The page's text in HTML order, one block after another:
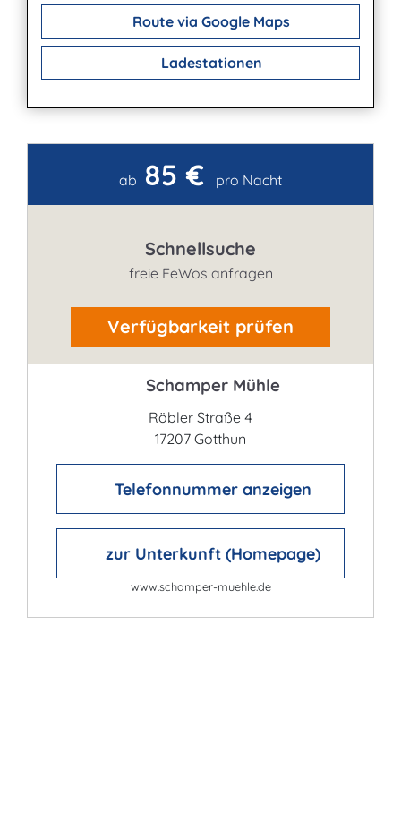
Route via Google Maps
Ladestationen
Kontakt
ab 85 € pro Nacht
Schnellsuche
freie FeWos anfragen
Verfügbarkeit prüfen
Schamper Mühle
Röbler Straße 4
17207 Gotthun
Telefonnummer anzeigen
zur Unterkunft (Homepage)
www.schamper-muehle.de